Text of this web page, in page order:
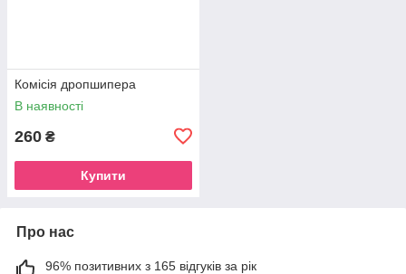
Комісія дропшипера
В наявності
260 ₴
Купити
Про нас
96% позитивних з 165 відгуків за рік